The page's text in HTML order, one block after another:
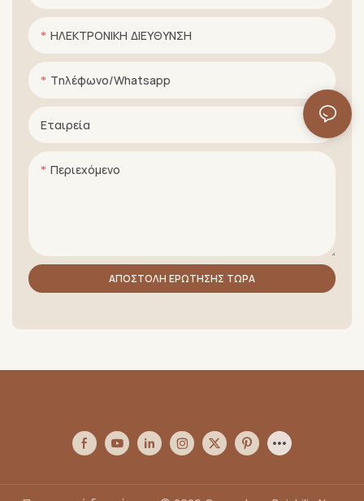
ΗΛΕΚΤΡΟΝΙΚΗ ΔΙΕΥΘΥΝΣΗ
Τηλέφωνο/whatsapp
Εταιρεία
Περιεχόμενο
ΑΠΟΣΤΟΛΉ ΕΡΏΤΗΣΗΣ ΤΏΡΑ